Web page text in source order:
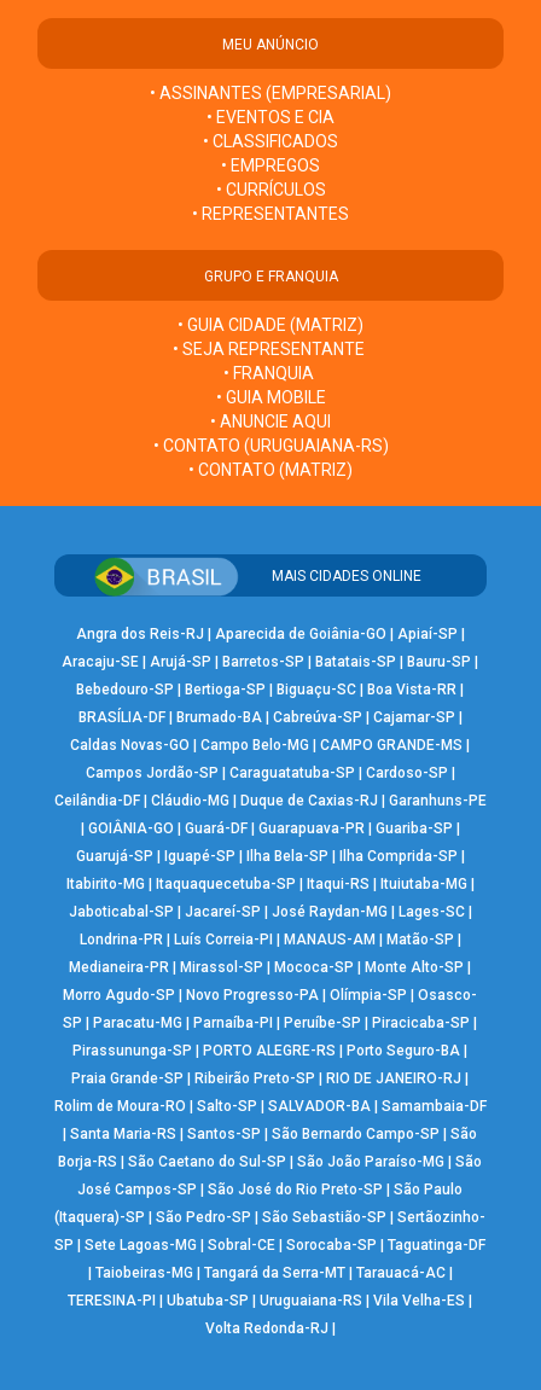
MEU ANÚNCIO
• ASSINANTES (EMPRESARIAL)
• EVENTOS E CIA
• CLASSIFICADOS
• EMPREGOS
• CURRÍCULOS
• REPRESENTANTES
GRUPO E FRANQUIA
• GUIA CIDADE (MATRIZ)
• SEJA REPRESENTANTE
• FRANQUIA
• GUIA MOBILE
• ANUNCIE AQUI
• CONTATO (URUGUAIANA-RS)
• CONTATO (MATRIZ)
MAIS CIDADES ONLINE
Angra dos Reis-RJ Aparecida de Goiânia-GO Apiaí-SP
Aracaju-SE |Arujá-SP Barretos-SP Batatais-SP Bauru-SP
Bebedouro-SP
Bertioga-SP Biguaçu-SC Boa Vista-RR
BRASÍLIA-DF| Brumado-BA| Cabreúva-SP Cajamar-SP
Caldas Novas-GO
|Campo Belo-MG |CAMPO GRANDE-MS
Campos Jordão-SP
Caraguatatuba-SP Cardoso-SP
Ceilândia-DF| Cláudio-MG Duque de Caxias-RJ
Garanhuns-PE
GOIÂNIA-GO Guará-DF| Guarapuava-PR| Guariba-SP
Guarujá-SP
Iguapé-SP Ilha Bela-SP Ilha Comprida-SP
Itabirito-MG
Itaquaquecetuba-SP Itaqui-RS Ituiutaba-MG
Jaboticabal-SP
Jacareí-SP José Raydan-MG Lages-SC|
Londrina-PR| Luís Correia-PI MANAUS-AM Matão-SP
Medianeira-PR
Mirassol-SP Mococa-SP Monte Alto-SP
Morro Agudo-SP
Novo Progresso-PA |Olímpia-SP |Osasco-
SP
Paracatu-MG Parnaíba-PI Peruíbe-SP Piracicaba-SP
Pirassununga-SP
PORTO ALEGRE-RS Porto Seguro-BA
Praia Grande-SP
Ribeirão Preto-SP RIO DE JANEIRO-RJ
Rolim de Moura-RO
Salto-SP SALVADOR-BA| Samambaia-DF
|Santa Maria-RS |Santos-SP |São Bernardo Campo-SP |São
Borja-RS
|São Caetano do Sul-SP |São João Paraíso-MG |São
José Campos-SP
|São José do Rio Preto-SP |São Paulo
(Itaquera)-SP
|São Pedro-SP |São Sebastião-SP |Sertãozinho-
SP
|Sete Lagoas-MG |Sobral-CE |Sorocaba-SP |Taguatinga-DF
Taiobeiras-MG Tangará da Serra-MT| Tarauacá-AC|
TERESINA-PI
|Ubatuba-SP |Uruguaiana-RS |Vila Velha-ES
Volta Redonda-RJ